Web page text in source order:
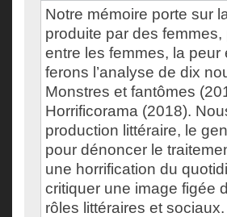
Notre mémoire porte sur
produite par des
entre les femmes, la
ferons l’analyse de dix
Monstres et fantômes
Horrificorama (2018).
production littéraire, le
pour dénoncer le
une horrification du
critiquer une image figée
rôles littéraires et